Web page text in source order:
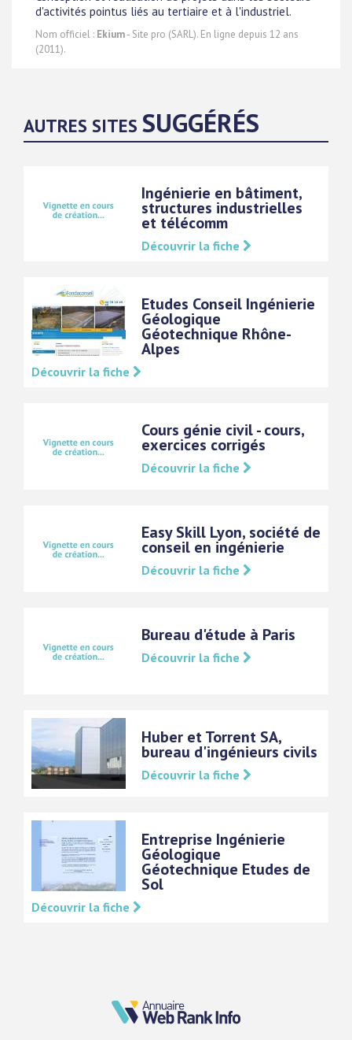
d'activités pointus liés au tertiaire et à l'industriel.
Nom officiel : Ekium- Site pro (SARL). En ligne depuis 12 ans
(2011).
AUTRES SITES SUGGÉRÉS
Ingénierie en bâtiment,
structures industrielles
et télécomm
Découvrir la fiche
Etudes Conseil Ingénierie
Géologique
Géotechnique Rhône-
Alpes
Découvrir la fiche
Cours génie civil - cours,
exercices corrigés
Découvrir la fiche
Easy Skill Lyon, société de
conseil en ingénierie
Découvrir la fiche
Bureau d'étude à Paris
Découvrir la fiche
Huber et Torrent SA,
bureau d'ingénieurs civils
Découvrir la fiche
Entreprise Ingénierie
Géologique
Géotechnique Etudes de
Sol
Découvrir la fiche